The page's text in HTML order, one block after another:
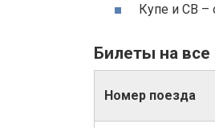
Купе и СВ –
Билеты на все
Номер поезда